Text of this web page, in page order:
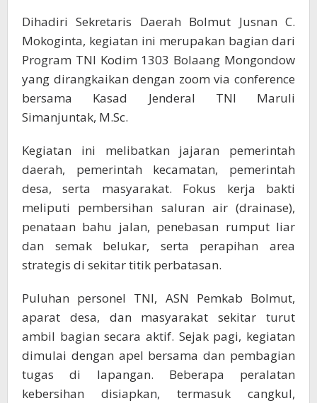
Dihadiri Sekretaris Daerah Bolmut Jusnan C.
Mokoginta, kegiatan ini merupakan bagian dari
Program TNI Kodim 1303 Bolaang Mongondow
yang dirangkaikan dengan zoom via conference
bersama Kasad Jenderal TNI Maruli
Simanjuntak, M.Sc.
Kegiatan ini melibatkan jajaran pemerintah
daerah, pemerintah kecamatan, pemerintah
desa, serta masyarakat. Fokus kerja bakti
meliputi pembersihan saluran air (drainase),
penataan bahu jalan, penebasan rumput liar
dan semak belukar, serta perapihan area
strategis di sekitar titik perbatasan.
Puluhan personel TNI, ASN Pemkab Bolmut,
aparat desa, dan masyarakat sekitar turut
ambil bagian secara aktif. Sejak pagi, kegiatan
dimulai dengan apel bersama dan pembagian
tugas di lapangan. Beberapa peralatan
kebersihan disiapkan, termasuk cangkul,